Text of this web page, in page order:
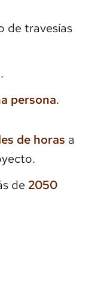
de travesías
persona.
de horas a
de 2050